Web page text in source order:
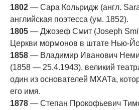
1802 — Сара Кольридж (англ.
английская поэтесса (ум. 1852).
1805 — Джозеф Смит (Joseph
Церкви мормонов в штате Нью-
1858 — Владимир Иванович
(1858 — 25.4.1943), великий
один из основателей МХАТа,
его имя.
1878 — Степан Прокофьевич